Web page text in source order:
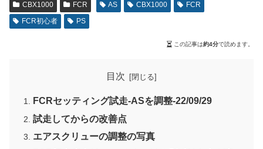
CBX1000 FCR AS CBX1000
FCR
FCR初心者
PS
この記事は約4分で読めます。
目次
FCRセッティング試走-ASを調整-22/09/29
試走してからの改善点
エアスクリューの調整の写真